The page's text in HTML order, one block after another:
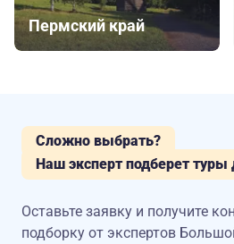
Пермский край
Сложно выбрать?
Наш эксперт подберет туры
Оставьте заявку и получите
подборку от экспертов